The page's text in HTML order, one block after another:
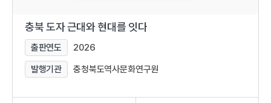
충북 도자 근대와 현대를 잇다
출판연도
2026
발행기관
충청북도역사문화연구원